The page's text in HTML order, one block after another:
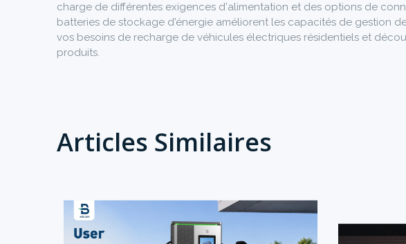
charge de différentes exigences d'alimentation et des options de
batteries de stockage d'énergie améliorent les capacités de gestion
vos besoins de recharge de véhicules électriques résidentiels et
produits.
Articles Similaires